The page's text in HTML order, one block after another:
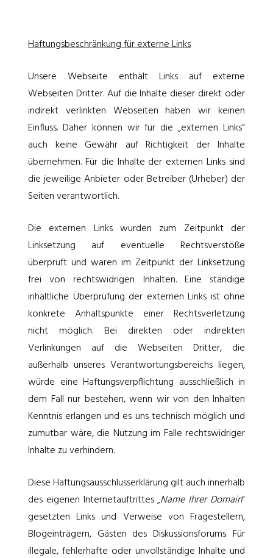
Haftungsbeschränkung für externe Links
Unsere Webseite enthält Links auf externe
Webseiten Dritter. Auf die Inhalte dieser direkt oder
indirekt verlinkten Webseiten haben wir keinen
Einfluss. Daher können wir für die „externen Links“
auch keine Gewähr auf Richtigkeit der Inhalte
übernehmen. Für die Inhalte der externen Links sind
die jeweilige Anbieter oder Betreiber (Urheber) der
Seiten verantwortlich.
Die externen Links wurden zum Zeitpunkt der
Linksetzung auf eventuelle Rechtsverstöße
überprüft und waren im Zeitpunkt der Linksetzung
frei von rechtswidrigen Inhalten. Eine ständige
inhaltliche Überprüfung der externen Links ist ohne
konkrete Anhaltspunkte einer Rechtsverletzung
nicht möglich. Bei direkten oder indirekten
Verlinkungen auf die Webseiten Dritter, die
außerhalb unseres Verantwortungsbereichs liegen,
würde eine Haftungsverpflichtung ausschließlich in
dem Fall nur bestehen, wenn wir von den Inhalten
Kenntnis erlangen und es uns technisch möglich und
zumutbar wäre, die Nutzung im Falle rechtswidriger
Inhalte zu verhindern.
Diese Haftungsausschlusserklärung gilt auch innerhalb
des eigenen Internetauftrittes „Name Ihrer Domain“
gesetzten Links und Verweise von Fragestellern,
Blogeinträgern, Gästen des Diskussionsforums. Für
illegale, fehlerhafte oder unvollständige Inhalte und